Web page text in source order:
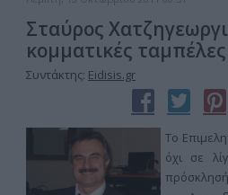
Σταύρος
κομματικές ταμπέλες
Συντάκτης: Eidisis.gr
Το
όχι σε